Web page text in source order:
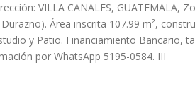
VILLA CANALES, GUATEMALA,
Área inscrita 107.99 m²,
y Patio. Financiamiento Bancario,
por WhatsApp 5195-0584. III